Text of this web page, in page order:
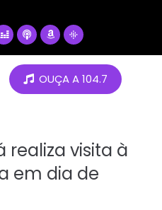
OUÇA A 104.7
realiza visita à
em dia de